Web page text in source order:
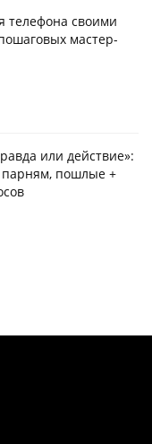
телефона своими
мастер-
или действие»:
парням, пошлые +